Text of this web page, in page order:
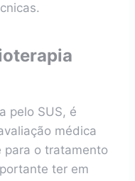
pelo SUS, é
médica
para o tratamento
ter em